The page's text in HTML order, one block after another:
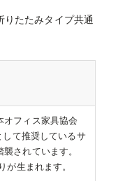
りたたみタイプ共通
オフィス家具協会
して推奨しているサ
されています。
が生まれます。